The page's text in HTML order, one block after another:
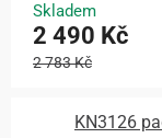
Skladem
2 490 Kč
2 783 Kč
KN3126